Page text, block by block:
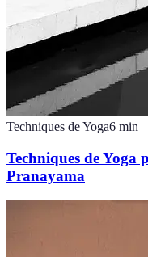
Techniques de Yoga6 min
Techniques de
Pranayama